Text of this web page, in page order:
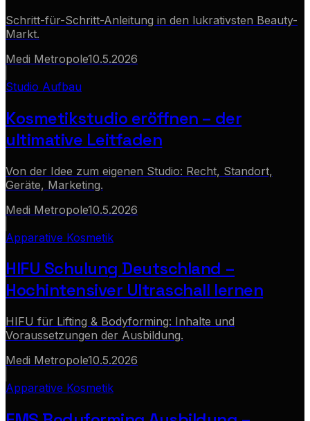
Schritt-für-Schritt-Anleitung in den lukrativsten Beauty-
Markt.
Medi Metropole10.5.2026
Studio Aufbau
Kosmetikstudio eröffnen – der
ultimative Leitfaden
Von der Idee zum eigenen Studio: Recht, Standort,
Geräte, Marketing.
Medi Metropole10.5.2026
Apparative Kosmetik
HIFU Schulung Deutschland –
Hochintensiver Ultraschall lernen
HIFU für Lifting & Bodyforming: Inhalte und
Voraussetzungen der Ausbildung.
Medi Metropole10.5.2026
Apparative Kosmetik